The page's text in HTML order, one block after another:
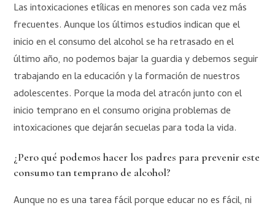
Las intoxicaciones etílicas en menores son cada vez más
frecuentes. Aunque los últimos estudios indican que el
inicio en el consumo del alcohol se ha retrasado en el
último año, no podemos bajar la guardia y debemos seguir
trabajando en la educación y la formación de nuestros
adolescentes. Porque la moda del atracón junto con el
inicio temprano en el consumo origina problemas de
intoxicaciones que dejarán secuelas para toda la vida.
¿Pero qué podemos hacer los padres para prevenir este
consumo tan temprano de alcohol?
Aunque no es una tarea fácil porque educar no es fácil, ni